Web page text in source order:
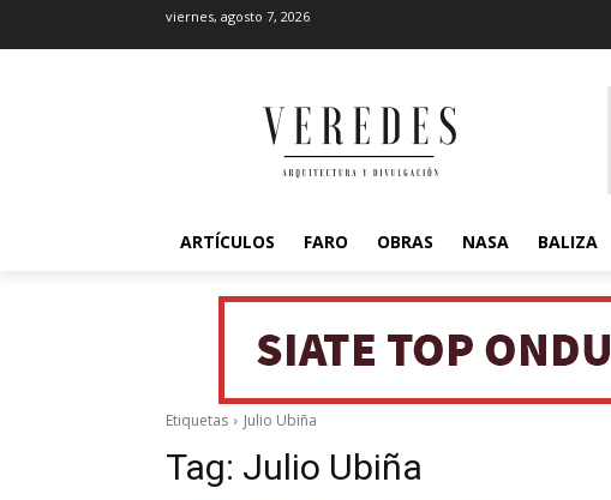
viernes, agosto 7, 2026
ARTÍCULOS FARO OBRAS NASA BALIZA
Etiquetas Julio Ubiña
Tag: Julio Ubiña